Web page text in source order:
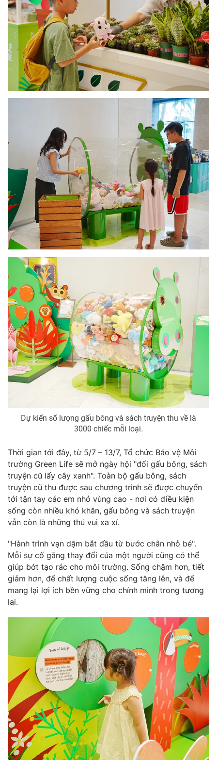
Dự kiến số lượng gấu bông và sách truyện thu về là
3000 chiếc mỗi loại.
Thời gian tới đây, từ 5/7 – 13/7, Tổ chức Bảo vệ Môi
trường Green Life sẽ mở ngày hội "đổi gấu bông, sách
truyện cũ lấy cây xanh". Toàn bộ gấu bông, sách
truyện cũ thu được sau chương trình sẽ được chuyển
tới tận tay các em nhỏ vùng cao - nơi có điều kiện
sống còn nhiều khó khăn, gấu bông và sách truyện
vẫn còn là những thú vui xa xỉ.
"Hành trình vạn dặm bắt đầu từ bước chân nhỏ bé".
Mỗi sự cố gắng thay đổi của một người cũng có thể
giúp bớt tạo rác cho môi trường. Sống chậm hơn, tiết
giảm hơn, để chất lượng cuộc sống tăng lên, và để
mang lại lợi ích bền vững cho chính mình trong tương
lai.